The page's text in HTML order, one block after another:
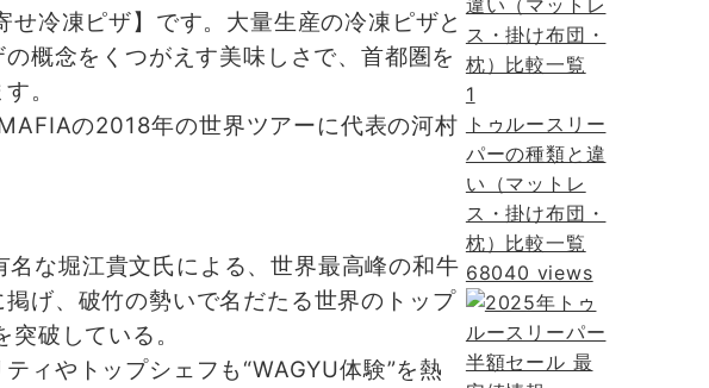
冷凍ピザ】です。大量生産の冷凍ピザと
概念をくつがえす美味しさで、首都圏を
。
の2018年の世界ツアーに代表の河村
な堀江貴文氏による、世界最高峰の和牛
げ、破竹の勢いで名だたる世界のトップ
破している。
ィやトップシェフも“WAGYU体験”を熱
1
トゥルースリー
パーの種類と違
い（マットレ
ス・掛け布団・
枕）比較一覧
68040 views